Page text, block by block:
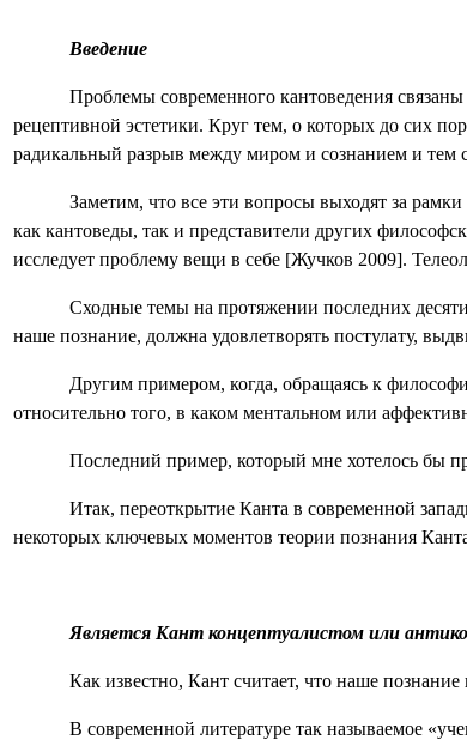
Введение
Проблемы современного кантоведения
рецептивной эстетики. Круг тем, о которых до сих
радикальный разрыв между миром и сознанием и тем
Заметим, что все эти вопросы выходят за
как кантоведы, так и представители других
исследует проблему вещи в себе [Жучков 2009].
Сходные темы на протяжении последних
наше познание, должна удовлетворять постулату,
Другим примером, когда, обращаясь к
относительно того, в каком ментальном или
Последний пример, который мне хотелось бы
Итак, переоткрытие Канта в современной
некоторых ключевых моментов теории познания
Является Кант концептуалистом или
Как известно, Кант считает, что наше
В современной литературе так называемое